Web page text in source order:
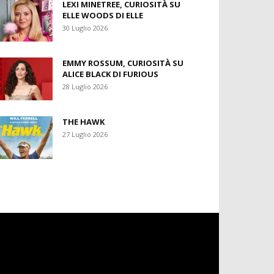
LEXI MINETREE, CURIOSITÀ SU
ELLE WOODS DI ELLE
30 Luglio 2026
EMMY ROSSUM, CURIOSITÀ SU
ALICE BLACK DI FURIOUS
28 Luglio 2026
THE HAWK
27 Luglio 2026